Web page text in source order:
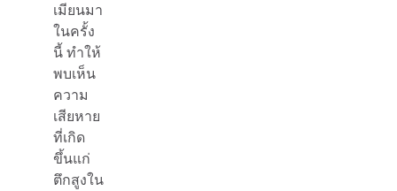
เมียนมา
ในครั้ง
นี้ ทำให้
พบเห็น
ความ
เสียหาย
ที่เกิด
ขึ้นแก่
ตึกสูงใน